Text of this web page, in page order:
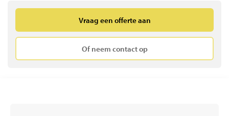
Vraag een offerte aan
Of neem contact op